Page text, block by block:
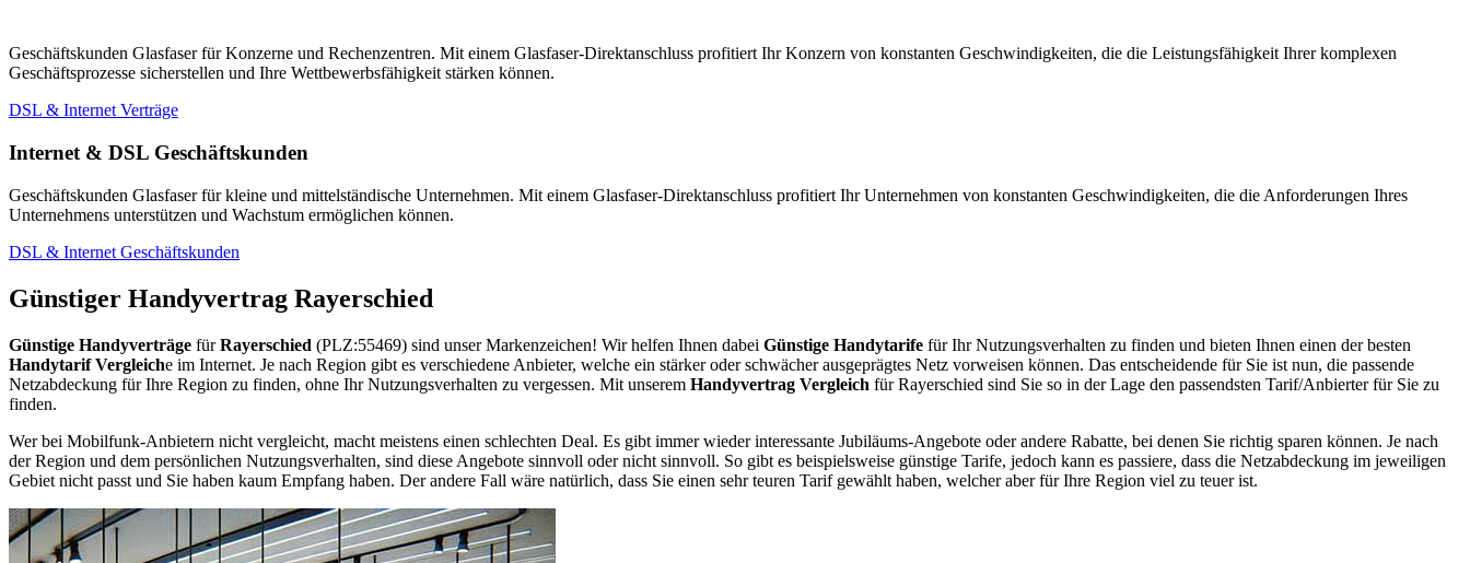
Geschäftskunden Glasfaser für Konzerne und Rechenzentren. Mit einem Glasfaser-Direktanschluss profitiert Ihr Konzern von konstanten Geschwindigkeiten, die die Leistungsfähigkeit Ihrer komplexen
Geschäftsprozesse sicherstellen und Ihre Wettbewerbsfähigkeit stärken können.
DSL & Internet Verträge
Internet & DSL Geschäftskunden
Geschäftskunden Glasfaser für kleine und mittelständische Unternehmen. Mit einem Glasfaser-Direktanschluss profitiert Ihr Unternehmen von konstanten Geschwindigkeiten, die die Anforderungen Ihres
Unternehmens unterstützen und Wachstum ermöglichen können.
DSL & Internet Geschäftskunden
Günstiger Handyvertrag Rayerschied
Günstige Handyverträge fürRayerschied (PLZ:55469) sind unser Markenzeichen! Wir helfen Ihnen dabei Günstige Handytarife für Ihr Nutzungsverhalten zu finden und bieten Ihnen einen der besten
Handytarif Vergleiche im Internet. Je nach Region gibt es verschiedene Anbieter, welche ein stärker oder schwächer ausgeprägtes Netz vorweisen können. Das entscheidende für Sie ist nun, die passende
Netzabdeckung für Ihre Region zu finden, ohne Ihr Nutzungsverhalten zu vergessen. Mit unserem Handyvertrag Vergleich für Rayerschied sind Sie so in der Lage den passendsten Tarif/Anbierter für Sie zu
finden.
Wer bei Mobilfunk-Anbietern nicht vergleicht, macht meistens einen schlechten Deal. Es gibt immer wieder interessante Jubiläums-Angebote oder andere Rabatte, bei denen Sie richtig sparen können. Je nach
der Region und dem persönlichen Nutzungsverhalten, sind diese Angebote sinnvoll oder nicht sinnvoll. So gibt es beispielsweise günstige Tarife, jedoch kann es passiere, dass die Netzabdeckung im jeweiligen
Gebiet nicht passt und Sie haben kaum Empfang haben. Der andere Fall wäre natürlich, dass Sie einen sehr teuren Tarif gewählt haben, welcher aber für Ihre Region viel zu teuer ist.